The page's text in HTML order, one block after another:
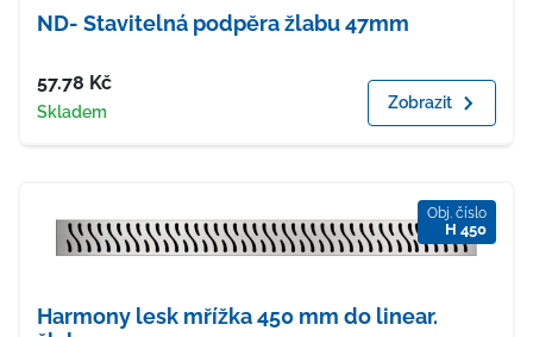
ND- Stavitelná podpěra žlabu 47mm
Cena
57.78 Kč
Dostupnost
Skladem Zobrazit
Obj. číslo
H 450
Harmony lesk mřížka 450 mm do linear.